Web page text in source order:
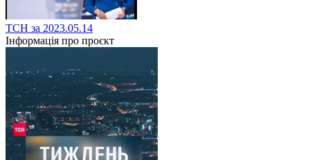
ТСН за 2023.05.14
Інформація про проєкт